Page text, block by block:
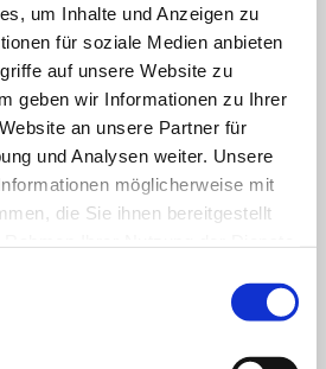
um Inhalte und Anzeigen zu
für soziale Medien anbieten
auf unsere Website zu
geben wir Informationen zu Ihrer
an unsere Partner für
und Analysen weiter. Unsere
möglicherweise mit
die Sie ihnen bereitgestellt
/ TRENNVERSTÄRKER